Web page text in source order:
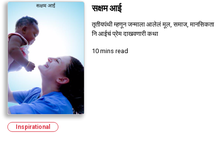
सक्षम आई
तृतीयपंथी म्हणून जन्माला आलेलं मूल, समाज, मानसिकता
नि आईचं प्रेम दाखवणारी कथा
10 mins read
Inspirational